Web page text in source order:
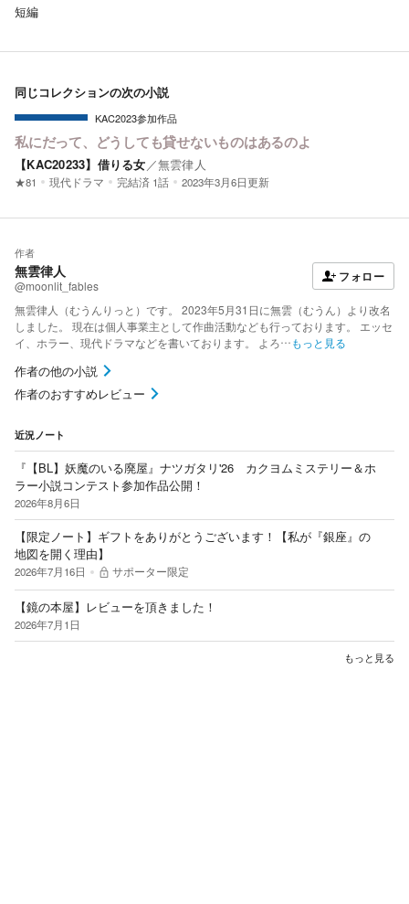
短編
同じコレクションの次の小説
KAC2023参加作品
私にだって、どうしても貸せないものはあるのよ
【KAC20233】借りる女／無雲律人
★81 現代ドラマ 完結済 1話 2023年3月6日更新
作者
無雲律人
@moonlit_fables
フォロー
無雲律人（むうんりっと）です。 2023年5月31日に無雲（むうん）より改名
しました。 現在は個人事業主として作曲活動なども行っております。 エッセ
イ、ホラー、現代ドラマなどを書いております。 よろ…もっと見る
作者の他の小説
作者のおすすめレビュー
近況ノート
『【BL】妖魔のいる廃屋』ナツガタリ'26 カクヨムミステリー＆ホ
ラー小説コンテスト参加作品公開！
2026年8月6日
【限定ノート】ギフトをありがとうございます！【私が『銀座』の
地図を開く理由】
2026年7月16日 サポーター限定
【鏡の本屋】レビューを頂きました！
2026年7月1日
もっと見る